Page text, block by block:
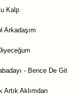
Kalp
Arkadaşım
- Bence De Git
Artık Aklımdan